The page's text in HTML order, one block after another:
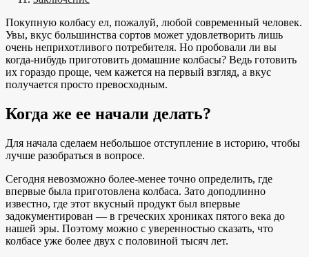
Покупную колбасу ел, пожалуй, любой современный человек.
Увы, вкус большинства сортов может удовлетворить лишь
очень неприхотливого потребителя. Но пробовали ли вы
когда-нибудь приготовить домашние колбасы? Ведь готовить
их гораздо проще, чем кажется на первый взгляд, а вкус
получается просто превосходным.
Когда же ее начали делать?
Для начала сделаем небольшое отступление в историю, чтобы
лучше разобраться в вопросе.
Сегодня невозможно более-менее точно определить, где
впервые была приготовлена колбаса. Зато доподлинно
известно, где этот вкусный продукт был впервые
задокументирован — в греческих хрониках пятого века до
нашей эры. Поэтому можно с уверенностью сказать, что
колбасе уже более двух с половиной тысяч лет.